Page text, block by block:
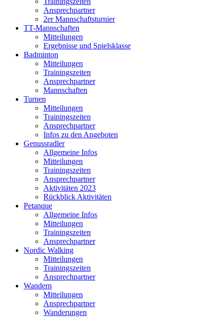
Ansprechpartner
2er Mannschaftsturnier
TT-Mannschaften
Mitteilungen
Ergebnisse und Spielsklasse
Badminton
Mitteilungen
Trainingszeiten
Ansprechpartner
Mannschaften
Turnen
Mitteilungen
Trainingszeiten
Ansprechpartner
Infos zu den Angeboten
Genussradler
Allgemeine Infos
Mitteilungen
Trainingszeiten
Ansprechpartner
Aktivitäten 2023
Rückblick Aktivitäten
Petanque
Allgemeine Infos
Mitteilungen
Trainingszeiten
Ansprechpartner
Nordic Walking
Mitteilungen
Trainingszeiten
Ansprechpartner
Wandern
Mitteilungen
Ansprechpartner
Wanderungen